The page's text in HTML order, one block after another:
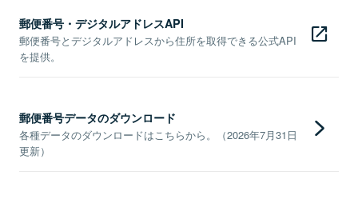
郵便番号・デジタルアドレスAPI
郵便番号とデジタルアドレスから住所を取得できる公式API
を提供。
郵便番号データのダウンロード
各種データのダウンロードはこちらから。（2026年7月31日
更新）